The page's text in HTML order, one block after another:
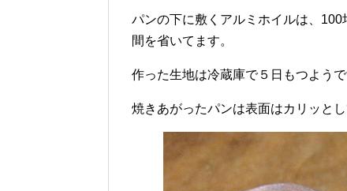
パンの下に敷くアルミホイルは、
間を省いてます。
作った生地は冷蔵庫で５日もつよう
焼きあがったパンは表面はカリッと